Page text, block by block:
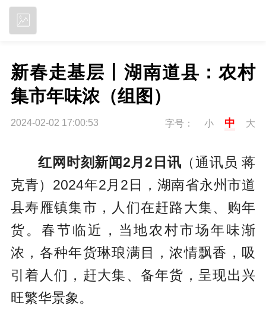
新春走基层丨湖南道县：农村
集市年味浓（组图）
2024-02-02 17:00:53 字号： 小 中 大
红网时刻新闻2月2日讯 （通讯员 蒋
克青）2024年2月2日，湖南省永州市道
县寿雁镇集市，人们在赶路大集、购年
货。春节临近，当地农村市场年味渐
浓，各种年货琳琅满目，浓情飘香，吸
引着人们，赶大集、备年货，呈现出兴
旺繁华景象。